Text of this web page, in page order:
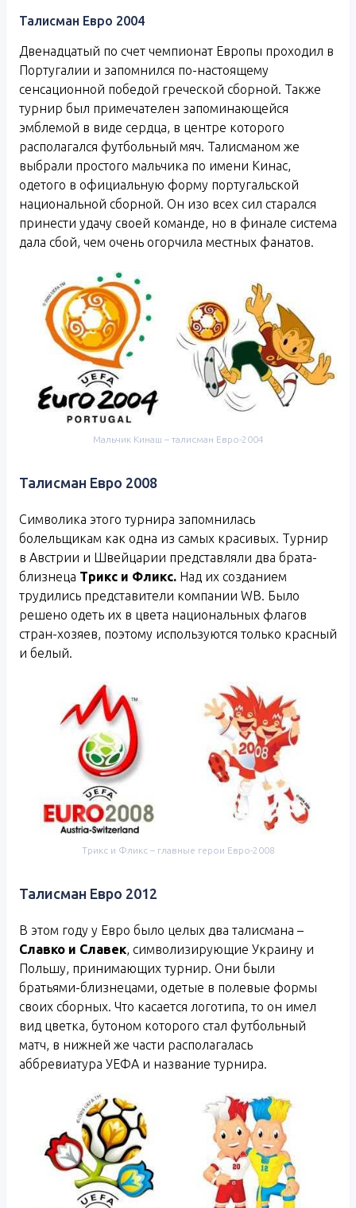
Талисман Евро 2004
Двенадцатый по счет чемпионат Европы проходил в
Португалии и запомнился по-настоящему
сенсационной победой греческой сборной. Также
турнир был примечателен запоминающейся
эмблемой в виде сердца, в центре которого
располагался футбольный мяч. Талисманом же
выбрали простого мальчика по имени Кинас,
одетого в официальную форму португальской
национальной сборной. Он изо всех сил старался
принести удачу своей команде, но в финале система
дала сбой, чем очень огорчила местных фанатов.
Мальчик Кинаш – талисман Евро-2004
Талисман Евро 2008
Символика этого турнира запомнилась
болельщикам как одна из самых красивых. Турнир
в Австрии и Швейцарии представляли два брата-
близнеца Трикс и Фликс. Над их созданием
трудились представители компании WB. Было
решено одеть их в цвета национальных флагов
стран-хозяев, поэтому используются только красный
и белый.
Трикс и Фликс – главные герои Евро-2008
Талисман Евро 2012
В этом году у Евро было целых два талисмана –
Славко и Славек, символизирующие Украину и
Польшу, принимающих турнир. Они были
братьями-близнецами, одетые в полевые формы
своих сборных. Что касается логотипа, то он имел
вид цветка, бутоном которого стал футбольный
матч, в нижней же части располагалась
аббревиатура УЕФА и название турнира.